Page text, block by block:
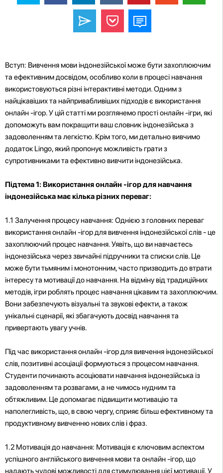
Вступ: Вивчення мови індонезійської може бути захоплюючим
та ефективним досвідом, особливо коли в процесі навчання
використовуються різні інтерактивні методи. Одним з
найцікавіших та найпривабливіших підходів є використання
онлайн -ігор. У цій статті ми розглянемо прості онлайн -ігри, які
допоможуть вам покращити ваш словник індонезійська з
задоволенням та легкістю. Крім того, ми детально вивчимо
додаток Lingo, який пропонує можливість грати з
супротивниками та ефективно вивчити індонезійська.
Підтема 1: Використання онлайн -ігор для навчання
індонезійська має кілька різних переваг:
1.1 Залучення процесу навчання: Однією з головних переваг
використання онлайн -ігор для вивчення індонезійської слів - це
захоплюючий процес навчання. Уявіть, що ви навчаєтесь
індонезійська через звичайні підручники та списки слів. Це
може бути тьмяним і монотонним, часто призводить до втрати
інтересу та мотивації до навчання. На відміну від традиційних
методів, ігри роблять процес навчання цікавим та захоплюючим.
Вони забезпечують візуальні та звукові ефекти, а також
унікальні сценарії, які збагачують досвід навчання та
привертають увагу учнів.
Під час використання онлайн -ігор для вивчення індонезійської
слів, позитивні асоціації формуються з процесом навчання.
Студенти починають асоціювати навчання індонезійська із
задоволенням та розвагами, а не чимось нудним та
обтяжливим. Це допомагає підвищити мотивацію та
наполегливість, що, в свою чергу, сприяє більш ефективному та
продуктивному вивченню нових слів і фраз.
1.2 Мотивація до навчання: Мотивація є ключовим аспектом
успішного англійського вивчення мови та онлайн -ігор, що
надають чудові можливості для стимулювання цієї мотивації. У